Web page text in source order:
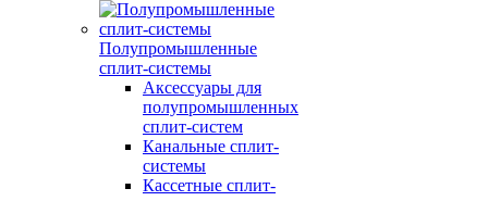
Полупромышленные
сплит-системы
Аксессуары для
полупромышленных
сплит-систем
Канальные сплит-
системы
Кассетные сплит-